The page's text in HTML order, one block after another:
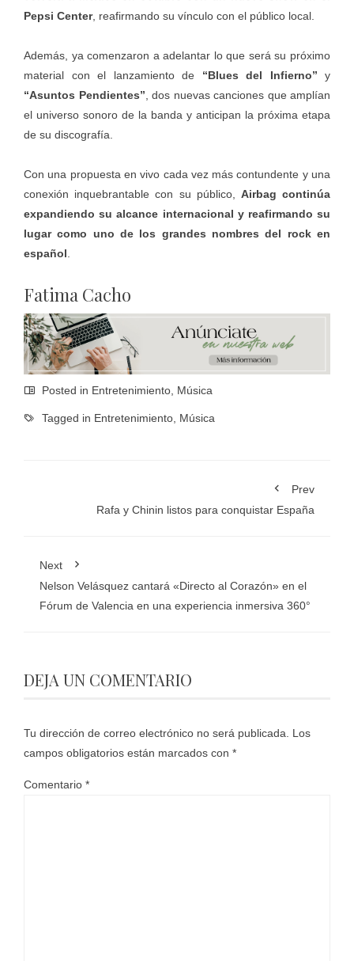
Pepsi Center, reafirmando su vínculo con el público local.
Además, ya comenzaron a adelantar lo que será su próximo
material con el lanzamiento de “Blues del Infierno” y
“Asuntos Pendientes” , dos nuevas canciones que amplían
el universo sonoro de la banda y anticipan la próxima etapa
de su discografía.
Con una propuesta en vivo cada vez más contundente y una
conexión inquebrantable con su público, Airbag continúa
expandiendo su alcance internacional y reafirmando su
lugar como uno de los grandes nombres del rock en
español
Fatima Cacho
Posted in Entretenimiento Música
Tagged in Entretenimiento Música
Prev
Rafa y Chinin listos para conquistar España
Next
Nelson Velásquez cantará «Directo al Corazón» en el
Fórum de Valencia en una experiencia inmersiva 360°
DEJA UN COMENTARIO
Tu dirección de correo electrónico no será publicada.
Los
campos obligatorios están marcados con *
Comentario *